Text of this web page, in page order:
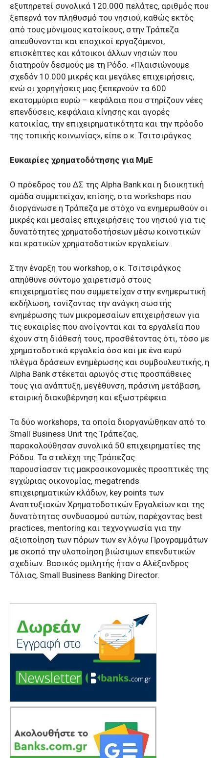
εξυπηρετεί συνολικά 120.000 πελάτες, αριθμός που
ξεπερνά τον πληθυσμό του νησιού, καθώς εκτός
από τους μόνιμους κατοίκους, στην Τράπεζα
απευθύνονται και εποχικοί εργαζόμενοι,
επισκέπτες και κάτοικοι άλλων νησιών που
διατηρούν δεσμούς με τη Ρόδο. «Πλαισιώνουμε
σχεδόν 10.000 μικρές και μεγάλες επιχειρήσεις,
ενώ οι χορηγήσεις μας ξεπερνούν τα 600
εκατομμύρια ευρώ – κεφάλαια που στηρίζουν νέες
επενδύσεις, κεφάλαια κίνησης και αγορές
κατοικίας, την επιχειρηματικότητα και την πρόοδο
της τοπικής κοινωνίας», είπε ο κ. Τσιτσιράγκος.
Ευκαιρίες χρηματοδότησης για ΜμΕ
Ο πρόεδρος του ΔΣ της Alpha Bank και η διοικητική
ομάδα συμμετείχαν, επίσης, στα workshops που
διοργάνωσε η Τράπεζα με στόχο να ενημερωθούν οι
μικρές και μεσαίες επιχειρήσεις του νησιού για τις
δυνατότητες χρηματοδοτήσεων μέσω κοινοτικών
και κρατικών χρηματοδοτικών εργαλείων.
Στην έναρξη του workshop, ο κ. Τσιτσιράγκος
απηύθυνε σύντομο χαιρετισμό στους
επιχειρηματίες που συμμετείχαν στην ενημερωτική
εκδήλωση, τονίζοντας την ανάγκη σωστής
ενημέρωσης των μικρομεσαίων επιχειρήσεων για
τις ευκαιρίες που ανοίγονται και τα εργαλεία που
έχουν στη διάθεσή τους, προσθέτοντας ότι, τόσο με
χρηματοδοτικά εργαλεία όσο και με ένα ευρύ
πλέγμα δράσεων ενημέρωσης και συμβουλευτικής, η
Alpha Bank στέκεται αρωγός στις προσπάθειες
τους για ανάπτυξη, μεγέθυνση, πράσινη μετάβαση,
εταιρική διακυβέρνηση και εξωστρέφεια.
Τα δύο workshops, τα οποία διοργανώθηκαν από το
Small Business Unit της Τράπεζας,
παρακολούθησαν συνολικά 50 επιχειρηματίες της
Ρόδου. Τα στελέχη της Τράπεζας
παρουσίασαν τις μακροοικονομικές προοπτικές της
εγχώριας οικονομίας, megatrends
επιχειρηματικών κλάδων, key points των
Αναπτυξιακών Χρηματοδοτικών Εργαλείων και της
δυνατότητας συνδυασμού αυτών, παρέχοντας best
practices, mentoring και τεχνογνωσία για την
αξιοποίηση των πόρων των εν λόγω Προγραμμάτων
με σκοπό την υλοποίηση βιώσιμων επενδυτικών
σχεδίων. Βασικός ομιλητής ήταν ο Αλέξανδρος
Τόλιας, Small Business Banking Director.